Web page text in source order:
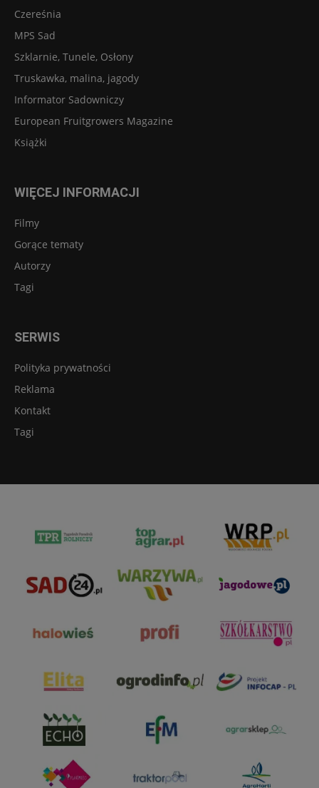
Czereśnia
MPS Sad
Szklarnie, Tunele, Osłony
Truskawka, malina, jagody
Informator Sadowniczy
European Fruitgrowers Magazine
Książki
WIĘCEJ INFORMACJI
Filmy
Gorące tematy
Autorzy
Tagi
SERWIS
Polityka prywatności
Reklama
Kontakt
Tagi